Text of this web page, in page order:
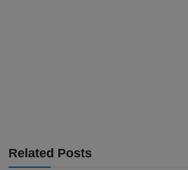
Related Posts